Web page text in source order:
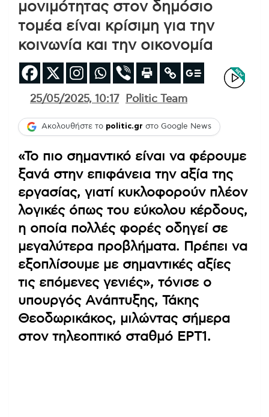
μονιμότητας στον δημόσιο
τομέα είναι κρίσιμη για την
κοινωνία και την οικονομία
25/05/2025, 10:17 Politic Team
Ακολουθήστε το politic.gr στο Google News
«Το πιο σημαντικό είναι να φέρουμε
ξανά στην επιφάνεια την αξία της
εργασίας, γιατί κυκλοφορούν πλέον
λογικές όπως του εύκολου κέρδους,
η οποία πολλές φορές οδηγεί σε
μεγαλύτερα προβλήματα. Πρέπει να
εξοπλίσουμε με σημαντικές αξίες
τις επόμενες γενιές», τόνισε ο
υπουργός Ανάπτυξης, Τάκης
Θεοδωρικάκος, μιλώντας σήμερα
στον τηλεοπτικό σταθμό ΕΡΤ1.